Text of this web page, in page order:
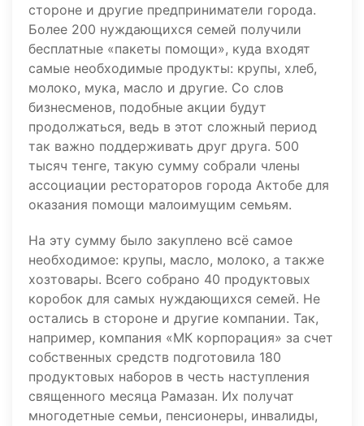
стороне и другие предприниматели города.
Более 200 нуждающихся семей получили
бесплатные «пакеты помощи», куда входят
самые необходимые продукты: крупы, хлеб,
молоко, мука, масло и другие. Со слов
бизнесменов, подобные акции будут
продолжаться, ведь в этот сложный период
так важно поддерживать друг друга. 500
тысяч тенге, такую сумму собрали члены
ассоциации рестораторов города Актобе для
оказания помощи малоимущим семьям.
На эту сумму было закуплено всё самое
необходимое: крупы, масло, молоко, а также
хозтовары. Всего собрано 40 продуктовых
коробок для самых нуждающихся семей. Не
остались в стороне и другие компании. Так,
например, компания «МК корпорация» за счет
собственных средств подготовила 180
продуктовых наборов в честь наступления
священного месяца Рамазан. Их получат
многодетные семьи, пенсионеры, инвалиды,